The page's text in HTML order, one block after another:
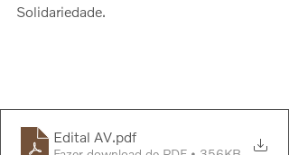
Solidariedade.
Edital AV.pdf